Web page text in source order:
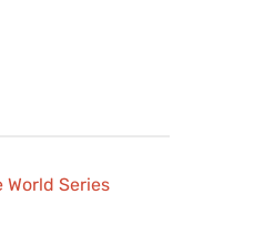
World Series